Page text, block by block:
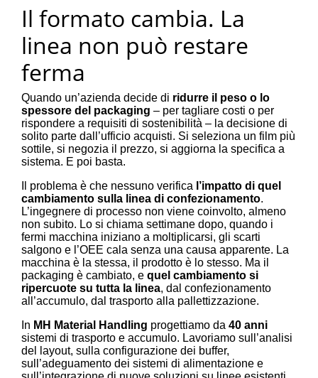
Il formato cambia. La
linea non può restare
ferma
Quando un’azienda decide di ridurre il peso o lo
spessore del packaging – per tagliare costi o per
rispondere a requisiti di sostenibilità – la decisione di
solito parte dall’ufficio acquisti. Si seleziona un film più
sottile, si negozia il prezzo, si aggiorna la specifica a
sistema. E poi basta.
Il problema è che nessuno verifica l’impatto di quel
cambiamento sulla linea di confezionamento.
L’ingegnere di processo non viene coinvolto, almeno
non subito. Lo si chiama settimane dopo, quando i
fermi macchina iniziano a moltiplicarsi, gli scarti
salgono e l’OEE cala senza una causa apparente. La
macchina è la stessa, il prodotto è lo stesso. Ma il
packaging è cambiato, e quel cambiamento si
ripercuote su tutta la linea, dal confezionamento
all’accumulo, dal trasporto alla pallettizzazione.
In MH Material Handling progettiamo da 40 anni
sistemi di trasporto e accumulo. Lavoriamo sull’analisi
del layout, sulla configurazione dei buffer,
sull’adeguamento dei sistemi di alimentazione e